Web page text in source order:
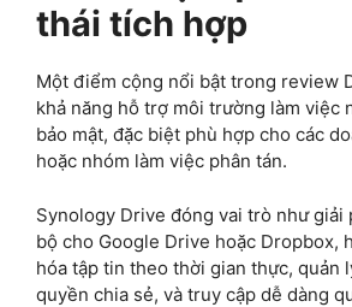
thái tích hợp
Một điểm cộng nổi bật trong review
khả năng hỗ trợ môi trường làm việc
bảo mật, đặc biệt phù hợp cho các
hoặc nhóm làm việc phân tán.
Synology Drive đóng vai trò như giải
bộ cho Google Drive hoặc Dropbox,
hóa tập tin theo thời gian thực, quản
quyền chia sẻ, và truy cập dễ dàng